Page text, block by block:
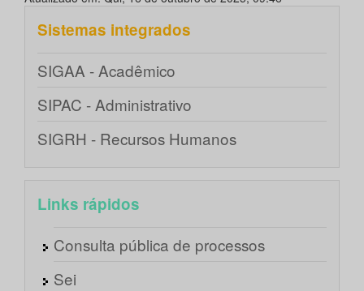
Sistemas integrados
SIGAA - Acadêmico
SIPAC - Administrativo
SIGRH - Recursos Humanos
Links rápidos
Consulta pública de processos
Sei